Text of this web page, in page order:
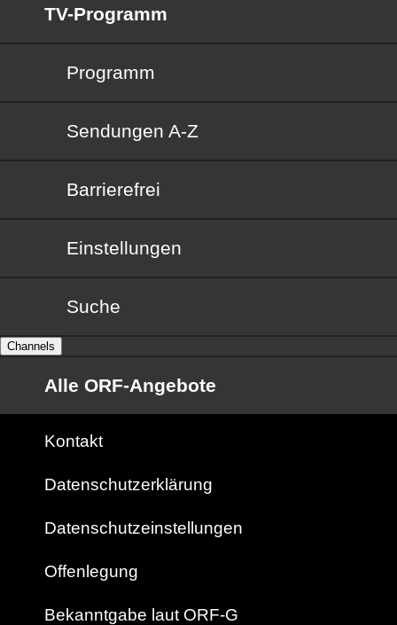
TV-Programm
Programm
Sendungen von A bis Z
Sendungen A-Z
Barrierefrei
Barrierefrei
Einstellungen
Suche
Channels
Alle ORF-Angebote
Kontakt
Datenschutzerklärung
Datenschutzeinstellungen
Offenlegung
Bekanntgabe laut ORF-G